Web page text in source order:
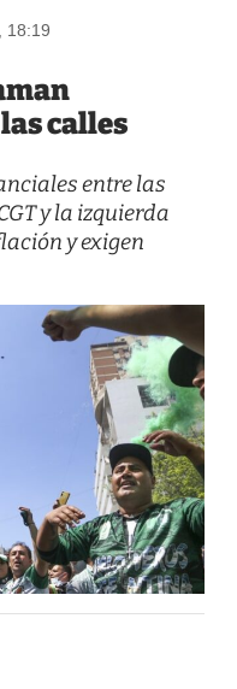
18:19
calles
entre las
y la izquierda
y exigen